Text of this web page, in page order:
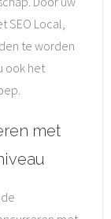
Local,
te worden
ook het
met